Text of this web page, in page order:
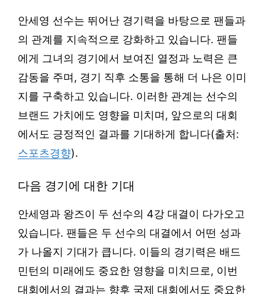
안세영 선수는 뛰어난 경기력을 바탕으로 팬들과
의 관계를 지속적으로 강화하고 있습니다. 팬들
에게 그녀의 경기에서 보여진 열정과 노력은 큰
감동을 주며, 경기 직후 소통을 통해 더 나은 이미
지를 구축하고 있습니다. 이러한 관계는 선수의
브랜드 가치에도 영향을 미치며, 앞으로의 대회
에서도 긍정적인 결과를 기대하게 합니다(출처:
스포츠경향).
다음 경기에 대한 기대
안세영과 왕즈이 두 선수의 4강 대결이 다가오고
있습니다. 팬들은 두 선수의 대결에서 어떤 성과
가 나올지 기대가 큽니다. 이들의 경기력은 배드
민턴의 미래에도 중요한 영향을 미치므로, 이번
대회에서의 결과는 향후 국제 대회에서도 중요한